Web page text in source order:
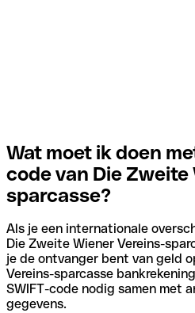
Wat moet ik doen
code van Die
sparcasse?
Als je een internationale
Die Zweite Wiener Vereins-
je de ontvanger bent van geld
Vereins-sparcasse
SWIFT-code nodig samen met
gegevens.